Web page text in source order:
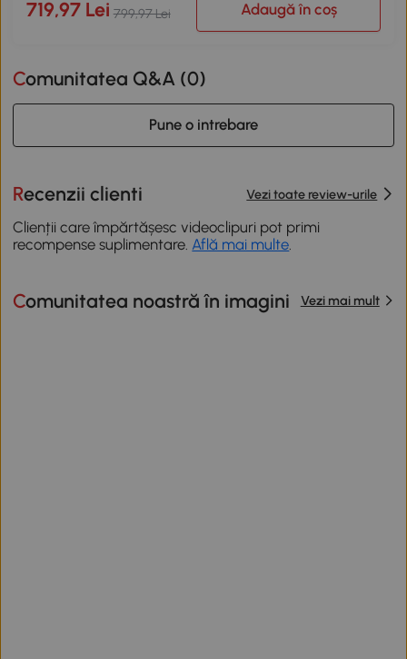
719,97 Lei 799,97 Lei Adaugă în coș
Comunitatea Q&A (0)
Pune o intrebare
Recenzii clienti Vezi toate review-urile
Clienții care împărtășesc videoclipuri pot primi
recompense suplimentare. Află mai multe.
Comunitatea noastră în imagini Vezi mai mult